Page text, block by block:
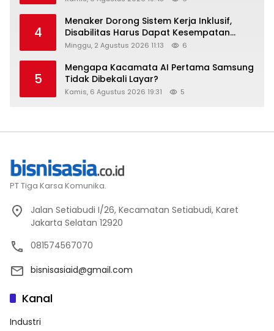
4
Menaker Dorong Sistem Kerja Inklusif,
Disabilitas Harus Dapat Kesempatan
Setara
Minggu, 2 Agustus 2026 11:13 6
5
Mengapa Kacamata AI Pertama Samsung
Tidak Dibekali Layar?
Kamis, 6 Agustus 2026 19:31 5
PT Tiga Karsa Komunika.
Jalan Setiabudi I/26, Kecamatan Setiabudi, Karet
Jakarta Selatan 12920
081574567070
bisnisasiaid@gmail.com
Kanal
Industri